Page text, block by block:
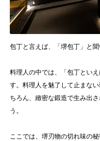
包丁と言えば、「堺包丁」と
料理人の中では、「包丁とい
す。料理人を魅了して止まな
ちろん、緻密な鍛造で生み出
う。
ここでは、堺刃物の切れ味の